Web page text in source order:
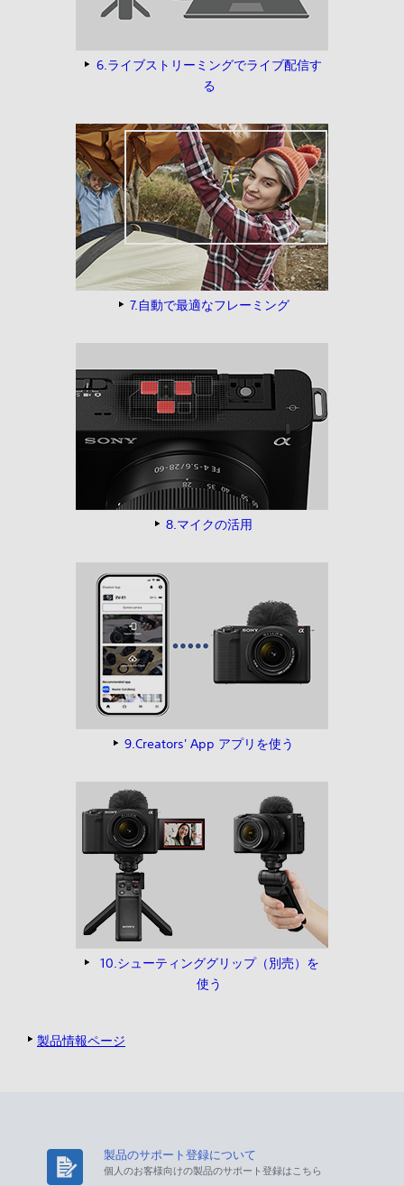
6.ライブストリーミングでライブ配信す
る
7.自動で最適なフレーミング
8.マイクの活用
9.Creators' App アプリを使う
10.シューティンググリップ（別売）を
使う
製品情報ページ
製品のサポート登録について
個人のお客様向けの製品のサポート登録はこちら